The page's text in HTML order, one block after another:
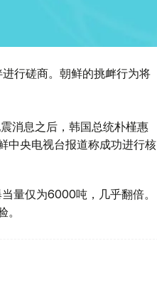
行磋商。朝鲜的挑衅行为将
消息之后，韩国总统朴槿惠
中央电视台报道称成功进行核
量仅为6000吨，几乎翻倍。